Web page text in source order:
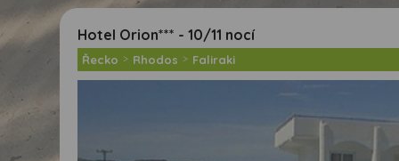
Hotel Orion*** - 10/11 nocí
Řecko > Rhodos > Faliraki